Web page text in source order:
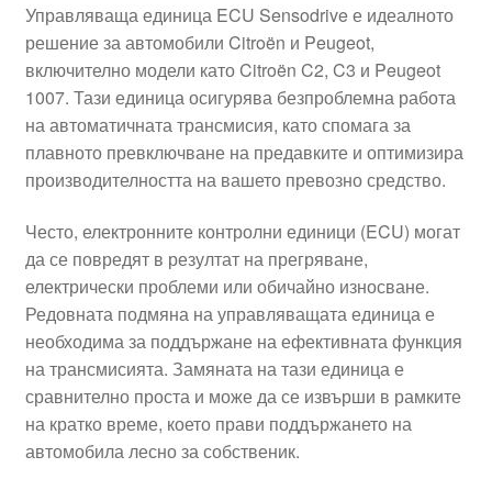
Управляваща единица ECU Sensodrive е идеалното
решение за автомобили Citroën и Peugeot,
включително модели като Citroën C2, C3 и Peugeot
1007. Тази единица осигурява безпроблемна работа
на автоматичната трансмисия, като спомага за
плавното превключване на предавките и оптимизира
производителността на вашето превозно средство.
Често, електронните контролни единици (ECU) могат
да се повредят в резултат на прегряване,
електрически проблеми или обичайно износване.
Редовната подмяна на управляващата единица е
необходима за поддържане на ефективната функция
на трансмисията. Замяната на тази единица е
сравнително проста и може да се извърши в рамките
на кратко време, което прави поддържането на
автомобила лесно за собственик.